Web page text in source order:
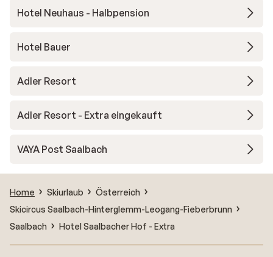
Hotel Neuhaus - Halbpension
Hotel Bauer
Adler Resort
Adler Resort - Extra eingekauft
VAYA Post Saalbach
Home Skiurlaub
Österreich
Skicircus Saalbach-Hinterglemm-Leogang-Fieberbrunn
Saalbach
Hotel Saalbacher Hof - Extra